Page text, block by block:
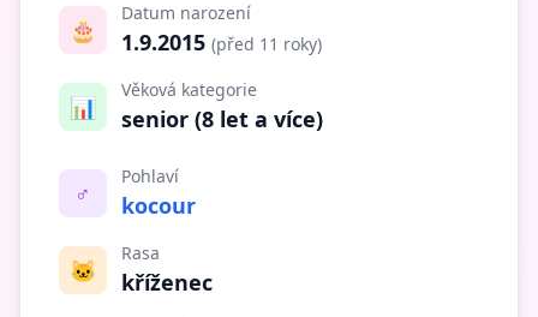
🎂
Datum narození
1.9.2015 (před 11 roky)
📊
Věková kategorie
senior (8 let a více)
♂️
Pohlaví
kocour
🐱
Rasa
kříženec